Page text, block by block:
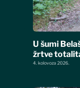
U šumi
žrtve
4. kolovoza 2026.